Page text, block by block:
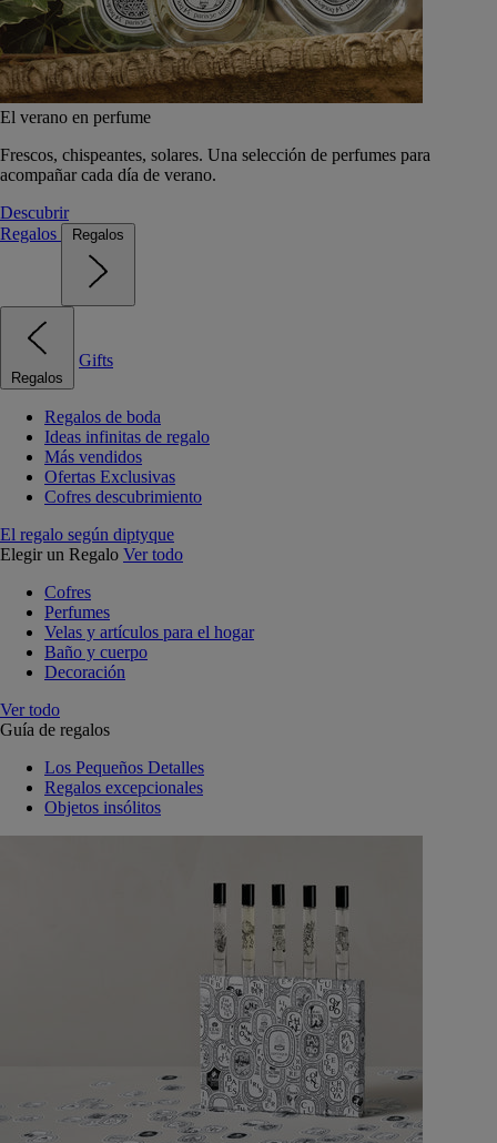
El verano en perfume
Frescos, chispeantes, solares. Una selección de perfumes para
acompañar cada día de verano.
Descubrir
Regalos
Regalos
Regalos
Gifts
Regalos de boda
Ideas infinitas de regalo
Más vendidos
Ofertas Exclusivas
Cofres descubrimiento
El regalo según diptyque
Elegir un Regalo Ver todo
Cofres
Perfumes
Velas y artículos para el hogar
Baño y cuerpo
Decoración
Ver todo
Guía de regalos
Los Pequeños Detalles
Regalos excepcionales
Objetos insólitos